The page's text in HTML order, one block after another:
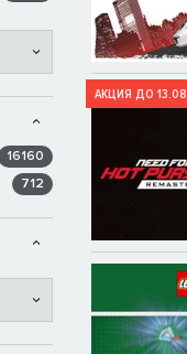
16160
712
АКЦИЯ ДО 13.08